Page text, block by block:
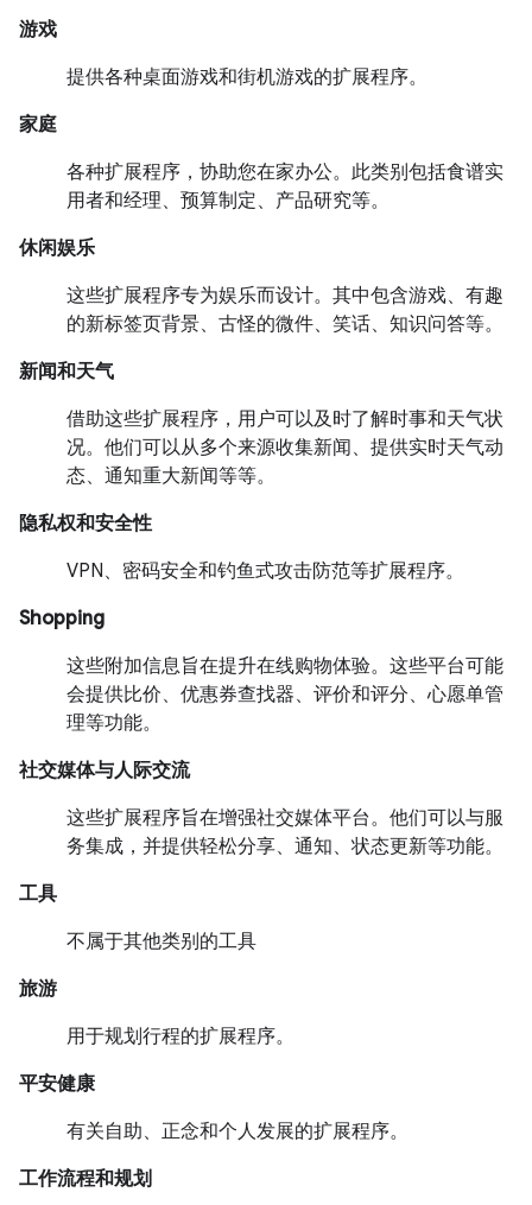
游戏
提供各种桌面游戏和街机游戏的扩展程序。
家庭
各种扩展程序，协助您在家办公。此类别包括食谱实
用者和经理、预算制定、产品研究等。
休闲娱乐
这些扩展程序专为娱乐而设计。其中包含游戏、有趣
的新标签页背景、古怪的微件、笑话、知识问答等。
新闻和天气
借助这些扩展程序，用户可以及时了解时事和天气状
况。他们可以从多个来源收集新闻、提供实时天气动
态、通知重大新闻等等。
隐私权和安全性
VPN、密码安全和钓鱼式攻击防范等扩展程序。
Shopping
这些附加信息旨在提升在线购物体验。这些平台可能
会提供比价、优惠券查找器、评价和评分、心愿单管
理等功能。
社交媒体与人际交流
这些扩展程序旨在增强社交媒体平台。他们可以与服
务集成，并提供轻松分享、通知、状态更新等功能。
工具
不属于其他类别的工具
旅游
用于规划行程的扩展程序。
平安健康
有关自助、正念和个人发展的扩展程序。
工作流程和规划